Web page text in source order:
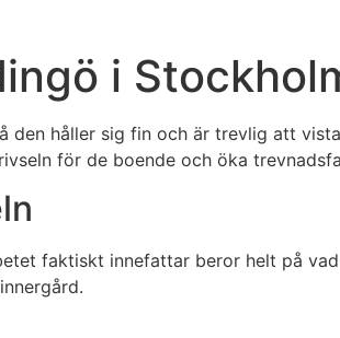
i
håller sig fin och är trevlig att
för de boende och öka
faktiskt innefattar beror helt på